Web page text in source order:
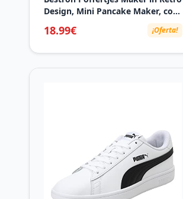
Design, Mini Pancake Maker, con
revestimiento antiadherente,
Sweet Dreams, 800 W, Color: Rosa
18.99€ ¡Oferta!